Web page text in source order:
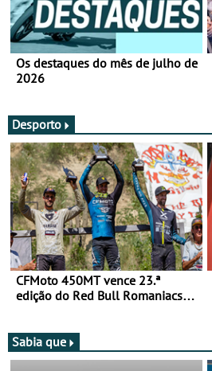
Os destaques do mês de julho de
2026
Desporto
CFMoto 450MT vence 23.ª
edição do Red Bull Romaniacs
Sabia que